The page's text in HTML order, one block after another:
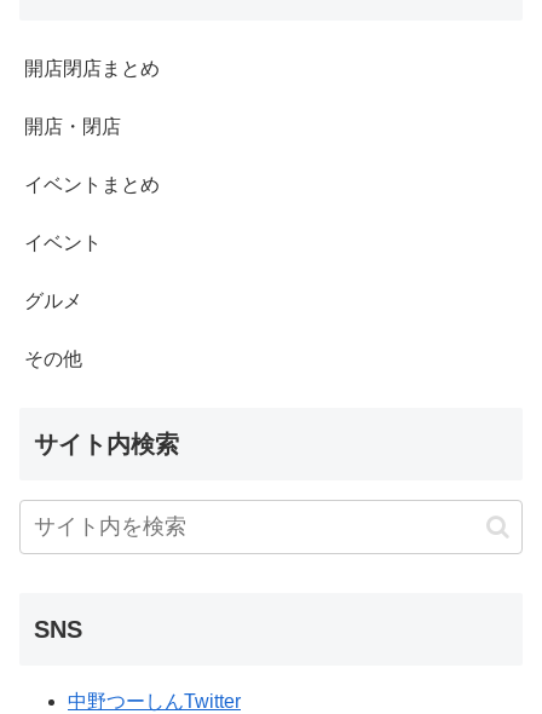
開店閉店まとめ
開店・閉店
イベントまとめ
イベント
グルメ
その他
サイト内検索
SNS
中野つーしんTwitter